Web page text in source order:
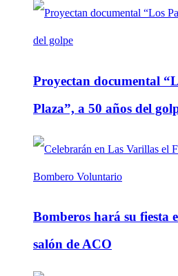
Proyectan documental
Plaza”, a 50 años del
Bomberos hará su fiesta
salón de ACO